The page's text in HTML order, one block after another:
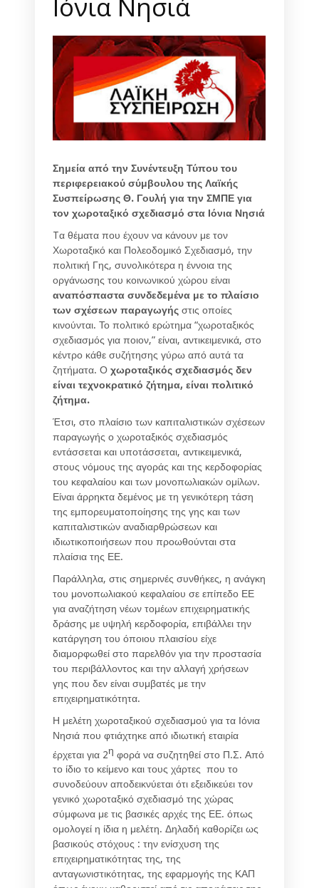
Σημεία από την Συνέντευξη Τύπου του
περιφερειακού σύμβουλου της Λαϊκής
Συσπείρωσης Θ. Γουλή για την ΣΜΠΕ για
τον χωροταξικό σχεδιασμό στα Ιόνια Νησιά
Tα θέματα που έχουν να κάνουν με τον
Χωροταξικό και Πολεοδομικό Σχεδιασμό, την
πολιτική Γης, συνολικότερα η έννοια της
οργάνωσης του κοινωνικού χώρου είναι
αναπόσπαστα συνδεδεμένα με το πλαίσιο
των σχέσεων παραγωγής στις οποίες
κινούνται. Το πολιτικό ερώτημα “χωροταξικός
σχεδιασμός για ποιον,” είναι, αντικειμενικά, στο
κέντρο κάθε συζήτησης γύρω από αυτά τα
ζητήματα. Ο χωροταξικός σχεδιασμός δεν
είναι τεχνοκρατικό ζήτημα, είναι πολιτικό
ζήτημα.
Έτσι, στο πλαίσιο των καπιταλιστικών σχέσεων
παραγωγής ο χωροταξικός σχεδιασμός
εντάσσεται και υποτάσσεται, αντικειμενικά,
στους νόμους της αγοράς και της κερδοφορίας
του κεφαλαίου και των μονοπωλιακών ομίλων.
Είναι άρρηκτα δεμένος με τη γενικότερη τάση
της εμπορευματοποίησης της γης και των
καπιταλιστικών αναδιαρθρώσεων και
ιδιωτικοποιήσεων που προωθούνται στα
πλαίσια της ΕΕ.
Παράλληλα, στις σημερινές συνθήκες, η ανάγκη
του μονοπωλιακού κεφαλαίου σε επίπεδο ΕΕ
για αναζήτηση νέων τομέων επιχειρηματικής
δράσης με υψηλή κερδοφορία, επιβάλλει την
κατάργηση του όποιου πλαισίου είχε
διαμορφωθεί στο παρελθόν για την προστασία
του περιβάλλοντος και την αλλαγή χρήσεων
γης που δεν είναι συμβατές με την
επιχειρηματικότητα.
Η μελέτη χωροταξικού σχεδιασμού για τα Ιόνια
Νησιά που φτιάχτηκε από ιδιωτική εταιρία
έρχεται για 2η φορά να συζητηθεί στο Π.Σ. Από
το ίδιο το κείμενο και τους χάρτες που το
συνοδεύουν αποδεικνύεται ότι εξειδικεύει τον
γενικό χωροταξικό σχεδιασμό της χώρας
σύμφωνα με τις βασικές αρχές της ΕΕ. όπως
ομολογεί η ίδια η μελέτη. Δηλαδή καθορίζει ως
βασικούς στόχους : την ενίσχυση της
επιχειρηματικότητας της, της
ανταγωνιστικότητας, της εφαρμογής της ΚΑΠ